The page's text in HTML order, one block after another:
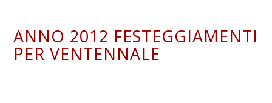
ANNO 2012 FESTEGGIAMENTI
PER VENTENNALE